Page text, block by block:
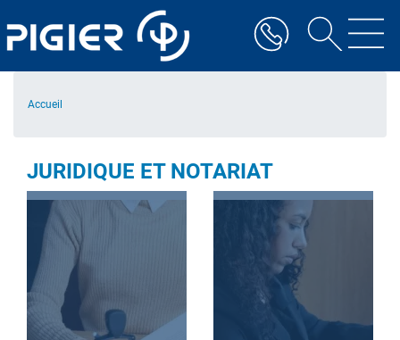
au
contenu
Accueil
JURIDIQUE ET NOTARIAT